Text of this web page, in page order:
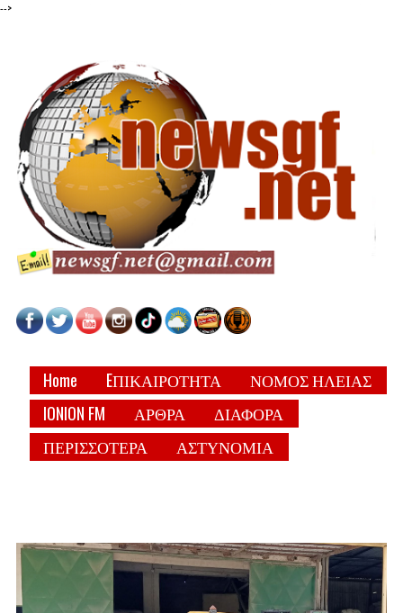
-->
Home EΠΙΚΑΙΡΟΤΗΤΑ
ΝΟΜΟΣ ΗΛΕΙΑΣ
IONION FM
ΑΡΘΡΑ
ΔΙΑΦΟΡΑ
ΠΕΡΙΣΣΟΤΕΡΑ
ΑΣΤΥΝΟΜΙΑ